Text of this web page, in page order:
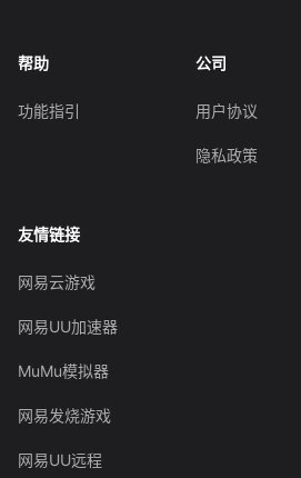
帮助
功能指引
公司
用户协议
隐私政策
友情链接
网易云游戏
网易UU加速器
MuMu模拟器
网易发烧游戏
网易UU远程